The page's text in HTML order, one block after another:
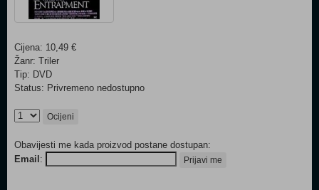
Cijena: 10,49 €
Žanr: Triler
Tip: DVD
Status: Privremeno nedostupno
Ocijeni
Obavijesti me kada proizvod postane dostupan:
Email : Prijavi me